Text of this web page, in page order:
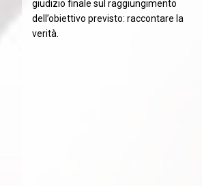
giudizio finale sul raggiungimento
dell’obiettivo previsto: raccontare la
verità.